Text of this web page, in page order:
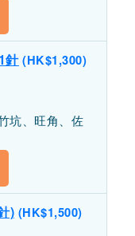
針(HK$1,300)
坑、旺角、佐
) (HK$1,500)